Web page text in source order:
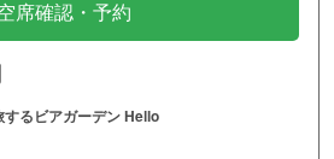
席確認・予約
るビアガーデン Hello